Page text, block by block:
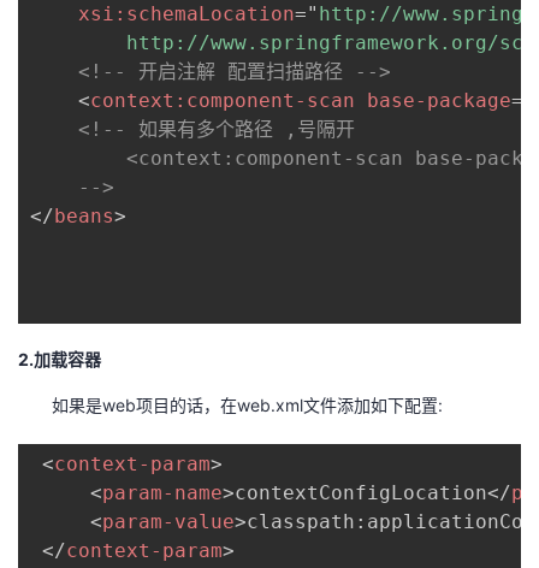
xsi: schemaLocation=" http://
http://www.springframework.org/
<!-- 开启注解 配置扫描路径 -->
<context: component-scan base-package=
<!-- 如果有多个路径 ,号隔开
	-->
</beans>
2.加载容器
如果是web项目的话，在web.xml文件添加如下配置:
<context-param>
<param-name>contextConfigLocation</
<param-value>
</context-param>